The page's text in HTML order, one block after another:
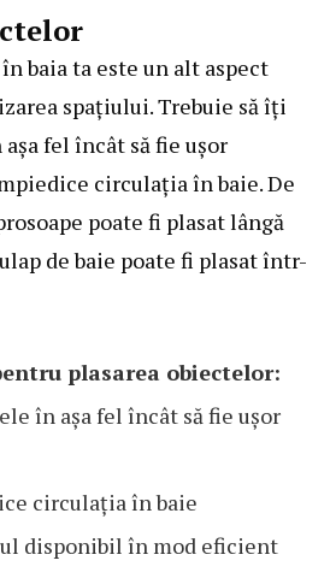
baia ta este un alt aspect
spațiului. Trebuie să îți
fel încât să fie ușor
circulația în baie. De
poate fi plasat lângă
de baie poate fi plasat într-
plasarea obiectelor:
în așa fel încât să fie ușor
circulația în baie
disponibil în mod eficient